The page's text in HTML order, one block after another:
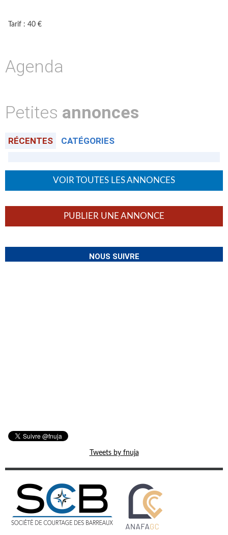
Tarif : 40 €
Agenda
Petites annonces
RÉCENTES CATÉGORIES
VOIR TOUTES LES ANNONCES
PUBLIER UNE ANNONCE
NOUS SUIVRE
Tweets by fnuja